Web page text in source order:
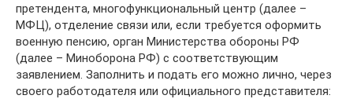
претендента, многофункциональный центр (далее –
МФЦ), отделение связи или, если требуется оформить
военную пенсию, орган Министерства обороны РФ
(далее – Миноборона РФ) с соответствующим
заявлением. Заполнить и подать его можно лично, через
своего работодателя или официального представителя: